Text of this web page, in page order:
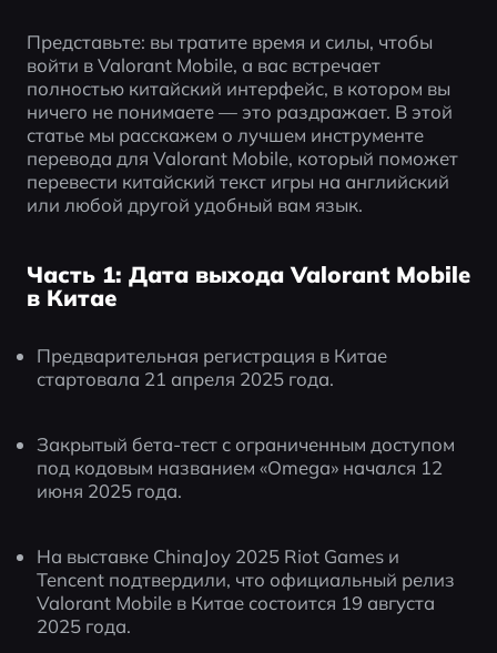
Представьте: вы тратите время и силы, чтобы
войти в Valorant Mobile, а вас встречает
полностью китайский интерфейс, в котором вы
ничего не понимаете — это раздражает. В этой
статье мы расскажем о лучшем инструменте
перевода для Valorant Mobile, который поможет
перевести китайский текст игры на английский
или любой другой удобный вам язык.
Часть 1: Дата выхода Valorant Mobile
в Китае
Предварительная регистрация в Китае
стартовала 21 апреля 2025 года.
Закрытый бета-тест с ограниченным доступом
под кодовым названием «Omega» начался 12
июня 2025 года.
На выставке ChinaJoy 2025 Riot Games и
Tencent подтвердили, что официальный релиз
Valorant Mobile в Китае состоится 19 августа
2025 года.